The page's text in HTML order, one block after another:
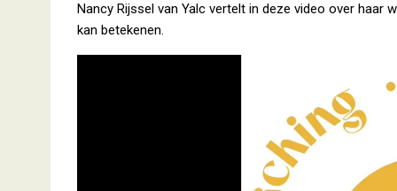
Nancy Rijssel van Yalc vertelt in deze video over haar
kan betekenen.